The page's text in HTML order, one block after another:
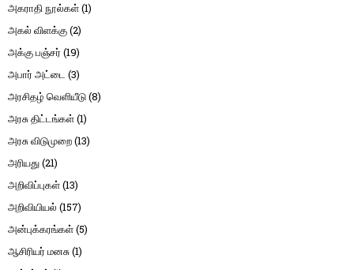
அகராதி நூல்கள்(1)
அகல் விளக்கு(2)
அக்கு பஞ்சர் (19)
அபார் அட்டை (3)
அரசிதழ் வெளியீடு(8)
அரசு திட்டங்கள்(1)
அரசு விடுமுறை(13)
அரியது(21)
அறிவிப்புகள்(13)
அறிவியியல் (157)
அன்புக்கரங்கள்(5)
ஆசிரியர் மனசு(1)